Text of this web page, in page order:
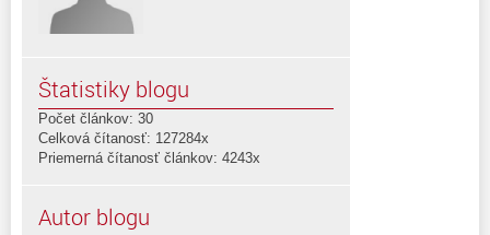
Štatistiky blogu
Počet článkov: 30
Celková čítanosť: 127284x
Priemerná čítanosť článkov: 4243x
Autor blogu